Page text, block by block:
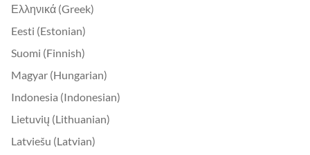
Ελληνικά (Greek)
Eesti (Estonian)
Suomi (Finnish)
Magyar (Hungarian)
Indonesia (Indonesian)
Lietuvių (Lithuanian)
Latviešu (Latvian)